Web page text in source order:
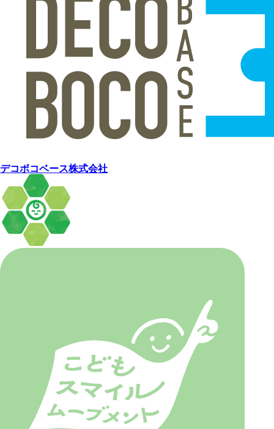
デコボコベース株式会社